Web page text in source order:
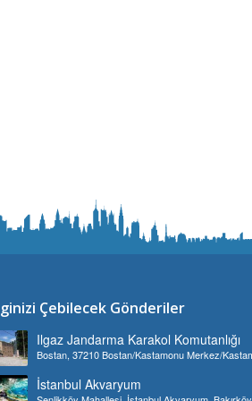
Çebilecek Gönderiler
Ilgaz Jandarma Karakol Komutanlığı
Bostan, 37210 Bostan/Kastamonu Merkez/
İstanbul Akvaryum